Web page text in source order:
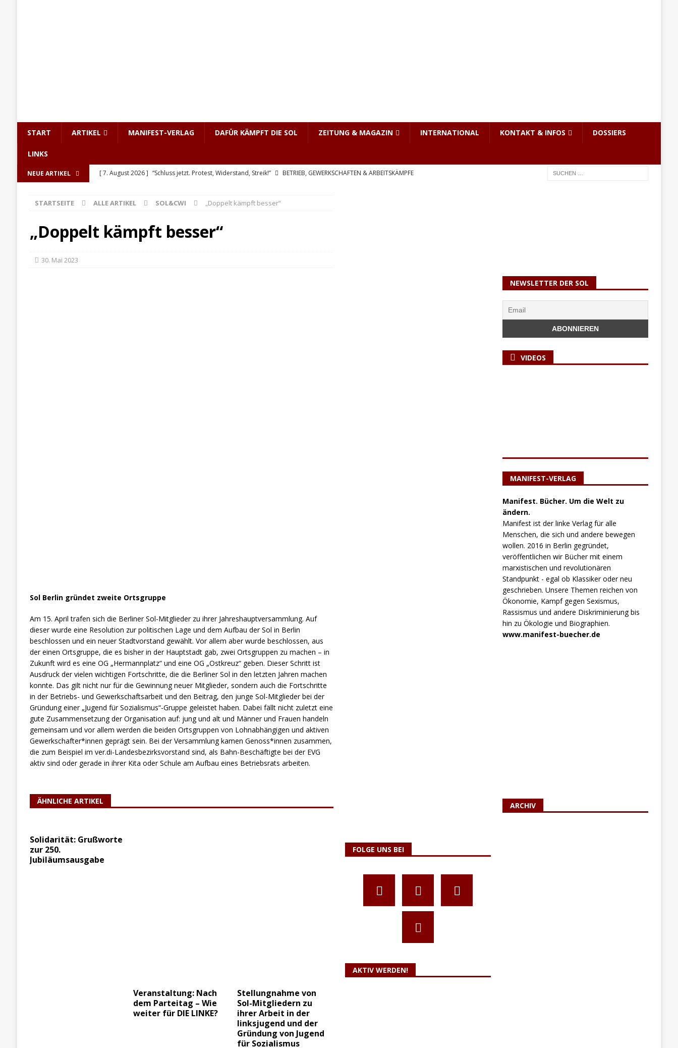
START ARTIKEL MANIFEST-VERLAG DAFÜR KÄMPFT DIE SOL ZEITUNG & MAGAZIN INTERNATIONAL KONTAKT & INFOS DOSSIERS
LINKS
NEUE ARTIKEL [ 7. August 2026 ] “Schluss jetzt. Protest, Widerstand, Streik!”
BETRIEB, GEWERKSCHAFTEN & ARBEITSKÄMPFE
[ 5. August 2026 ]
Hinter den Barrikaden: Der Aufstand im pakistanisch verwalteten Kaschmir
[ 5. August 2026 ]
Sozialismus: Keine Utopie, sondern Notwendigkeit
[ 4. August 2026 ]
STARTSEITE ALLE ARTIKEL SOL&CWI „Doppelt kämpft besser“
„Doppelt kämpft besser“
30. Mai 2023
Sol Berlin gründet zweite Ortsgruppe
Am 15. April trafen sich die Berliner Sol-Mitglieder zu ihrer Jahreshauptversammlung. Auf
dieser wurde eine Resolution zur politischen Lage und dem Aufbau der Sol in Berlin
beschlossen und ein neuer Stadtvorstand gewählt. Vor allem aber wurde beschlossen, aus
der einen Ortsgruppe, die es bisher in der Hauptstadt gab, zwei Ortsgruppen zu machen – in
Zukunft wird es eine OG „Hermannplatz“ und eine OG „Ostkreuz“ geben. Dieser Schritt ist
Ausdruck der vielen wichtigen Fortschritte, die die Berliner Sol in den letzten Jahren machen
konnte. Das gilt nicht nur für die Gewinnung neuer Mitglieder, sondern auch die Fortschritte
in der Betriebs- und Gewerkschaftsarbeit und den Beitrag, den junge Sol-Mitglieder bei der
Gründung einer „Jugend für Sozialismus“-Gruppe geleistet haben. Dabei fällt nicht zuletzt eine
gute Zusammensetzung der Organisation auf: jung und alt und Männer und Frauen handeln
gemeinsam und vor allem werden die beiden Ortsgruppen von Lohnabhängigen und aktiven
Gewerkschafter*innen geprägt sein. Bei der Versammlung kamen Genoss*innen zusammen,
die zum Beispiel im ver.di-Landesbezirksvorstand sind, als Bahn-Beschäftigte bei der EVG
aktiv sind oder gerade in ihrer Kita oder Schule am Aufbau eines Betriebsrats arbeiten.
ÄHNLICHE ARTIKEL
Solidarität: Grußworte
zur 250.
Jubiläumsausgabe
Veranstaltung: Nach
dem Parteitag – Wie
weiter für DIE LINKE?
Stellungnahme von
Sol-Mitgliedern zu
ihrer Arbeit in der
linksjugend und der
Gründung von Jugend
für Sozialismus
FOLGE UNS BEI
AKTIV WERDEN!
NEWSLETTER DER SOL
VIDEOS
MANIFEST-VERLAG
Manifest. Bücher. Um die Welt zu
ändern.
Manifest ist der linke Verlag für alle
Menschen, die sich und andere bewegen
wollen. 2016 in Berlin gegründet,
veröffentlichen wir Bücher mit einem
marxistischen und revolutionären
Standpunkt - egal ob Klassiker oder neu
geschrieben. Unsere Themen reichen von
Ökonomie, Kampf gegen Sexismus,
Rassismus und andere Diskriminierung bis
hin zu Ökologie und Biographien.
www.manifest-buecher.de
ARCHIV